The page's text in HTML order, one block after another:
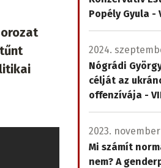
Popély Gyula -
2024.
Nógrádi
célját az
offenzívája -
2023. november
Mi számít
nem? A